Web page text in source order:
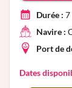
Durée : 7
Navire :
Port de
Dates